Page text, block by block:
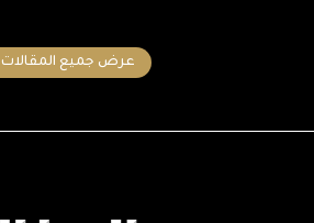
عرض جميع المقالات